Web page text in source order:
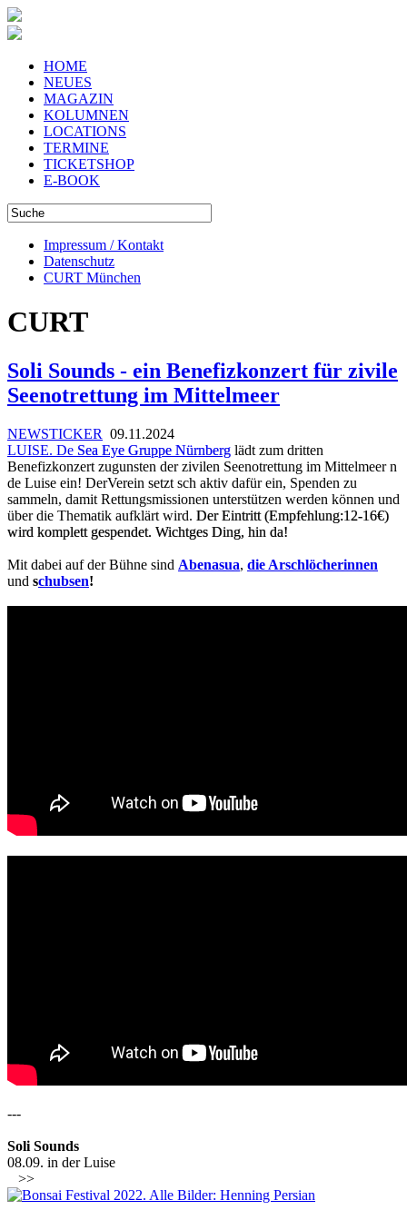
HOME
NEUES
MAGAZIN
KOLUMNEN
LOCATIONS
TERMINE
TICKETSHOP
E-BOOK
Impressum / Kontakt
Datenschutz
CURT München
CURT
Soli Sounds - ein Benefizkonzert für zivile
Seenotrettung im Mittelmeer
NEWSTICKER 09.11.2024
LUISE. De Sea Eye Gruppe Nürnberg lädt zum dritten
Benefizkonzert zugunsten der zivilen Seenotrettung im Mittelmeer n
de Luise ein! DerVerein setzt sch aktiv dafür ein, Spenden zu
sammeln, damit Rettungsmissionen unterstützen werden können und
über die Thematik aufklärt wird. Der Eintritt (Empfehlung:12-16€)
wird komplett gespendet. Wichtges Ding, hin da!
Mit dabei auf der Bühne sind Abenasua, die Arschlöcherinnen
und schubsen!
---
Soli Sounds
08.09. in der Luise
>>